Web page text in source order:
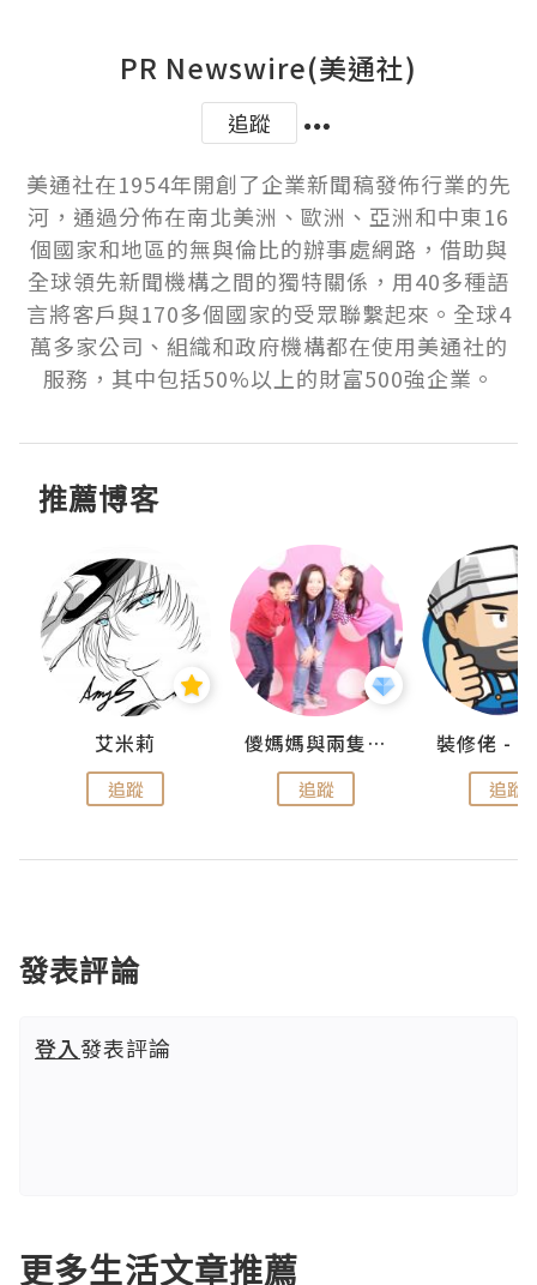
PR Newswire(美通社)
追蹤
美通社在1954年開創了企業新聞稿發佈行業的先
河，通過分佈在南北美洲、歐洲、亞洲和中東16
個國家和地區的無與倫比的辦事處網路，借助與
全球領先新聞機構之間的獨特關係，用40多種語
言將客戶與170多個國家的受眾聯繫起來。全球4
萬多家公司、組織和政府機構都在使用美通社的
服務，其中包括50%以上的財富500強企業。
推薦博客
艾米莉
追蹤
儍媽媽與兩隻小魔怪之家
追蹤 追蹤
發表評論
登入發表評論
更多生活文章推薦